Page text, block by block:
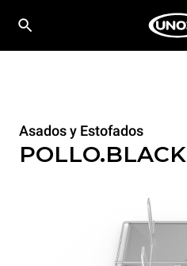
Asados y Estofados
POLLO.BLACK